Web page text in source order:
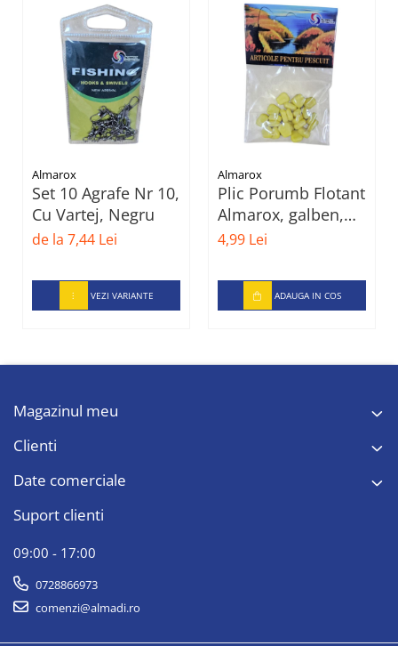
Almarox
Set 10 Agrafe Nr 10,
Cu Vartej, Negru
de la 7,44 Lei
VEZI VARIANTE
Almarox
Plic Porumb Flotant
Almarox, galben,
set 15-25 buc
4,99 Lei
ADAUGA IN COS
Magazinul meu
Clienti
Date comerciale
Suport clienti
09:00 - 17:00
0728866973
comenzi@almadi.ro